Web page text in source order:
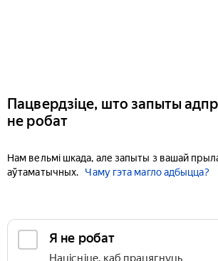
Пацвердзіце, што запыты
не робат
Нам вельмі шкада, але запыты з вашай
аўтаматычных.
Чаму гэта магло адбыцца?
Я не робат
Націсніце, каб працягнуць